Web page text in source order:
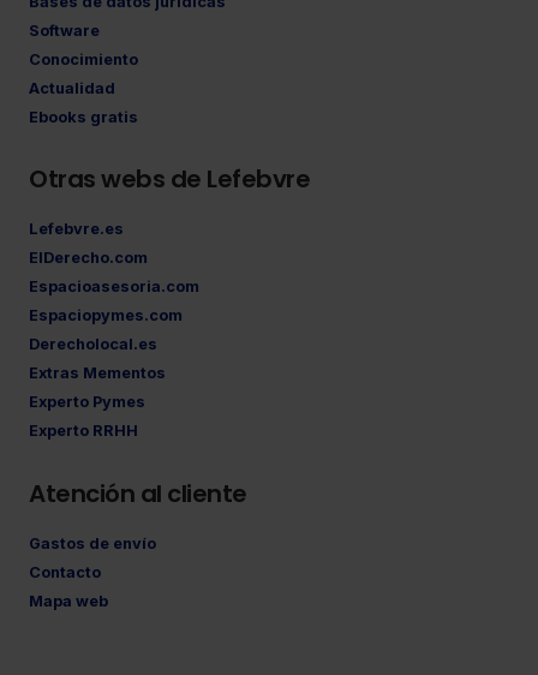
Software
Conocimiento
Actualidad
Ebooks gratis
Otras webs de Lefebvre
Lefebvre.es
ElDerecho.com
Espacioasesoria.com
Espaciopymes.com
Derecholocal.es
Extras Mementos
Experto Pymes
Experto RRHH
Atención al cliente
Gastos de envío
Contacto
Mapa web